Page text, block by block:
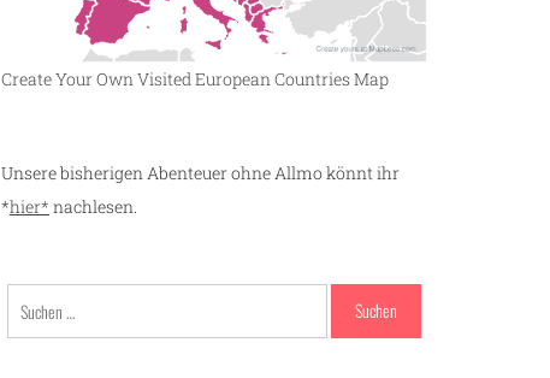
Create Your Own Visited European Countries Map
Unsere bisherigen Abenteuer ohne Allmo könnt ihr
*hier* nachlesen.
Suchen
nach: